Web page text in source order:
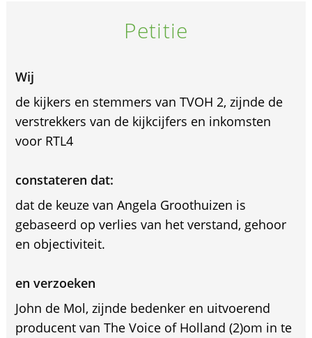
Petitie
Wij
de kijkers en stemmers van TVOH 2, zijnde de
verstrekkers van de kijkcijfers en inkomsten
voor RTL4
constateren dat:
dat de keuze van Angela Groothuizen is
gebaseerd op verlies van het verstand, gehoor
en objectiviteit.
en verzoeken
John de Mol, zijnde bedenker en uitvoerend
producent van The Voice of Holland (2)om in te